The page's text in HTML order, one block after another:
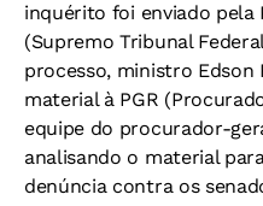
inquérito foi enviado pela
(Supremo Tribunal
processo, ministro Edson
material à PGR
equipe do procurador-
analisando o material
denúncia contra os